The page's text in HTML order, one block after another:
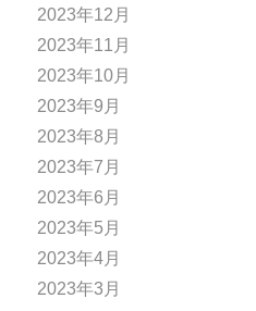
2023年12月
2023年11月
2023年10月
2023年9月
2023年8月
2023年7月
2023年6月
2023年5月
2023年4月
2023年3月